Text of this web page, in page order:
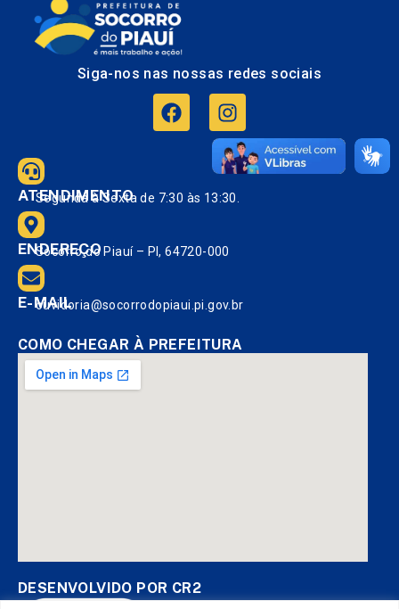
Siga-nos nas nossas redes sociais
ATENDIMENTO
Segunda à Sexta de 7:30 às 13:30.
ENDEREÇO
Socorro do Piauí – PI, 64720-000
E-MAIL
ouvidoria@socorrodopiaui.pi.gov.br
COMO CHEGAR À PREFEITURA
DESENVOLVIDO POR CR2